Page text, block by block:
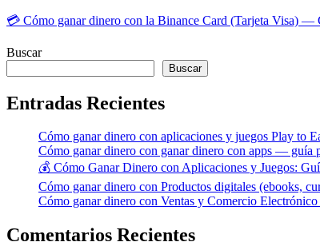
💳 Cómo ganar dinero con la Binance Card (Tarjeta Visa) —
Buscar
Buscar
Entradas Recientes
Cómo ganar dinero con aplicaciones y juegos Play to
Cómo ganar dinero con ganar dinero con apps — guía
💰 Cómo Ganar Dinero con Aplicaciones y Juegos:
Cómo ganar dinero con Productos digitales (ebooks,
Cómo ganar dinero con Ventas y Comercio
Comentarios Recientes